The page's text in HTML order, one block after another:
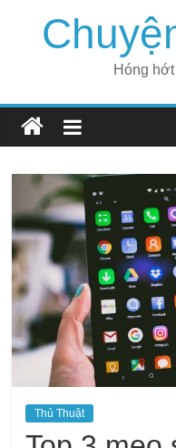
Hóng
Thủ Thuật